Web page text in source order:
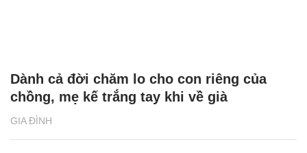
GIA ĐÌNH
Dành cả đời chăm lo cho con riêng của
chồng, mẹ kế trắng tay khi về già